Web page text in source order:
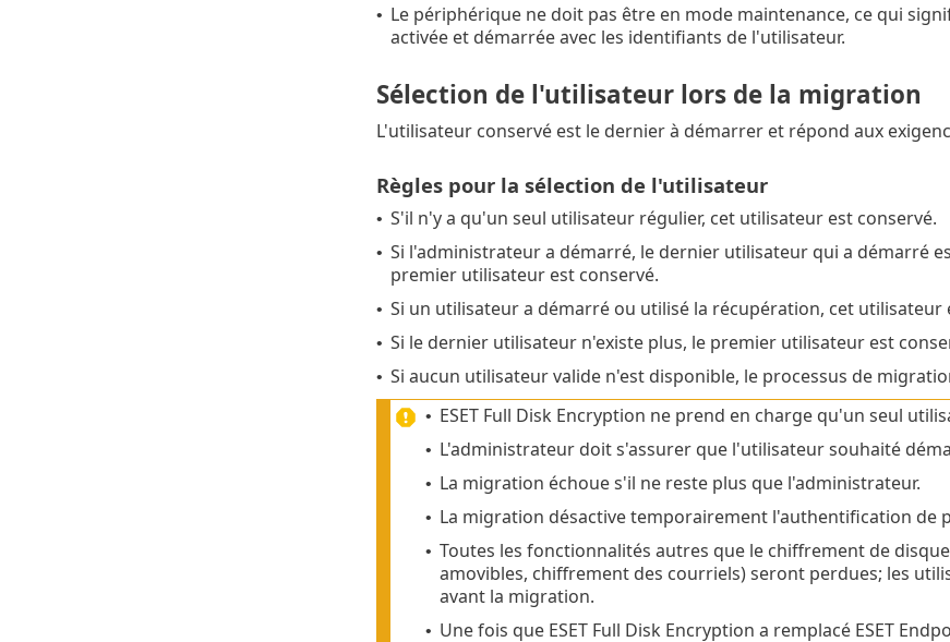
• Le périphérique ne doit pas être en mode maintenance, ce qui
activée et démarrée avec les identifiants de l'utilisateur.
Sélection de l'utilisateur lors de la migration
L'utilisateur conservé est le dernier à démarrer et répond aux
Règles pour la sélection de l'utilisateur
• S'il n'y a qu'un seul utilisateur régulier, cet utilisateur est conservé.
• Si l'administrateur a démarré, le dernier utilisateur qui a démarré
premier utilisateur est conservé.
• Si un utilisateur a démarré ou utilisé la récupération, cet utilisateur
• Si le dernier utilisateur n'existe plus, le premier utilisateur est
• Si aucun utilisateur valide n'est disponible, le processus de
• ESET Full Disk Encryption ne prend en charge qu'un seul
• L'administrateur doit s'assurer que l'utilisateur souhaité
• La migration échoue s'il ne reste plus que l'administrateur.
• La migration désactive temporairement l'authentification de
• Toutes les fonctionnalités autres que le chiffrement de
amovibles, chiffrement des courriels) seront perdues; les
avant la migration.
• Une fois que ESET Full Disk Encryption a remplacé ESET